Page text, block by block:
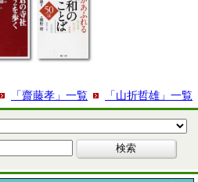
「山折哲雄」一覧
「齋藤孝」一覧